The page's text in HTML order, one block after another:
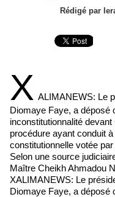
Rédigé par
X ALIMANEWS: Le
Diomaye Faye, a déposé
inconstitutionnalité
procédure ayant conduit
constitutionnelle votée
Selon une source
Maître Cheikh Ahmadou
XALIMANEWS: Le
Diomaye Faye, a déposé